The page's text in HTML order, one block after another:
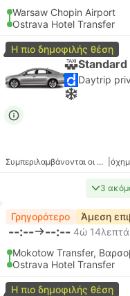
Warsaw Chopin Airport
Ostrava Hotel Transfer
Η πιο δημοφιλής θέση
Standard
Συμπεριλαμβάνονται οι φόροι
3
Γρηγορότερο Άμεση
--:-- --:-- 4ώ 14λεπτά
Mokotow Transfer,
Ostrava Hotel Transfer
Η πιο δημοφιλής θέση